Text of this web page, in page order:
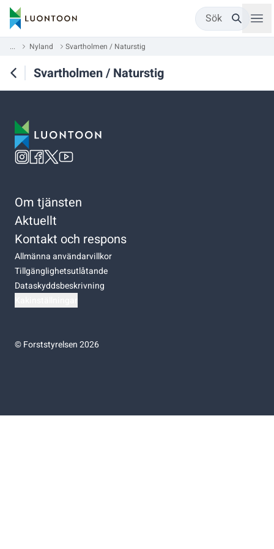
Sök
... Nyland Svartholmen / Naturstig
Svartholmen / Naturstig
Om tjänsten
Aktuellt
Kontakt och respons
Allmänna användarvillkor
Tillgänglighetsutlåtande
Dataskyddsbeskrivning
©Forststyrelsen 2026